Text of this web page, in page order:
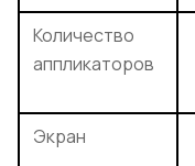
Количество
аппликаторов
Экран